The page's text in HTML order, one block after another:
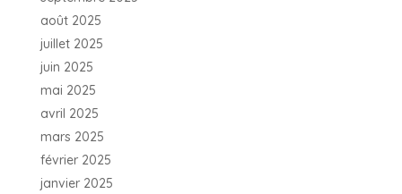
août 2025
juillet 2025
juin 2025
mai 2025
avril 2025
mars 2025
février 2025
janvier 2025